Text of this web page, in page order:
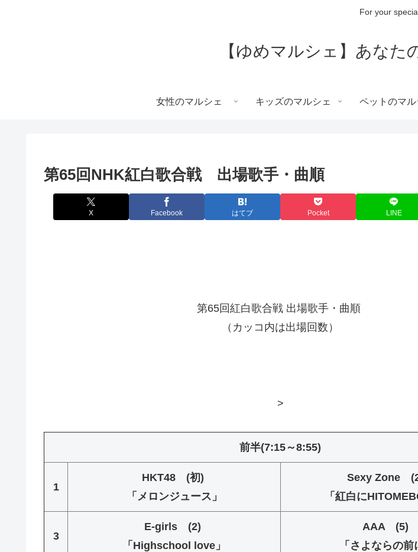
For your
【ゆめマルシェ】あなた
女性のマルシェ キッズのマルシェ ペットのマル
第65回NHK紅白歌合戦 出場歌手・曲順
X Facebook はてブ Pocket LINE
第65回紅白歌合戦 出場歌手・曲順
（カッコ内は出場回数）
>
前半(7:15～8:55)
1
HKT48 (初)
「メロンジュース」
Sexy Zone
「紅白に
3
E-girls (2)
「Highschool love」
AAA (5)
「さよならの前